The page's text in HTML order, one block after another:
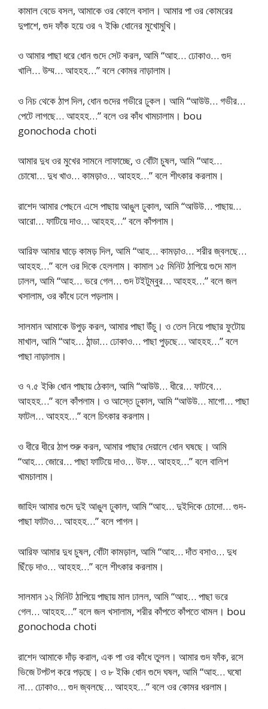
কামাল বেডে বসল, আমাকে ওর কোলে বসাল। আমার পা ওর কোমরের
দুপাশে, গুদ ফাঁক হয়ে ওর ৭ ইঞ্চি ধোনের মুখোমুখি।
ও আমার পাছা ধরে ধোন গুদে সেট করল, আমি “আহ… ঢোকাও… গুদ
খালি… উম্ম… আহহহ…” বলে কোমর নাড়ালাম।
ও নিচ থেকে ঠাপ দিল, ধোন গুদের গভীরে ঢুকল। আমি “আউউ… গভীর…
পেটে লাগছে… আহহহ…” বলে ওর কাঁধ খামচালাম। bou
gonochoda choti
আমার দুধ ওর মুখের সামনে লাফাচ্ছে, ও বোঁটা চুষল, আমি “আহ…
চোষো… দুধ খাও… কামড়াও… আহহহ…” বলে শীৎকার করলাম।
রাশেদ আমার পেছনে এসে পাছায় আঙুল ঢুকাল, আমি “আউউ… পাছায়…
আরো… ফাটিয়ে দাও… আহহহ…” বলে কাঁপলাম।
আরিফ আমার ঘাড়ে কামড় দিল, আমি “আহ… কামড়াও… শরীর জ্বলছে…
আহহহ…” বলে ওর দিকে হেললাম। কামাল ১৫ মিনিট ঠাপিয়ে গুদে মাল
ঢালল, আমি “আহ… ভরে গেল… গুদ টইটুম্বুর… আহহহ…” বলে জল
খসালাম, ওর কাঁধে ঢলে পড়লাম।
সালমান আমাকে উপুড় করল, আমার পাছা উঁচু। ও তেল নিয়ে পাছার ফুটোয়
মাখাল, আমি “আহ… ঠান্ডা… ঢোকাও… পাছা পুড়ছে… আহহহ…” বলে
পাছা নাড়ালাম।
ও ৭.৫ ইঞ্চি ধোন পাছায় ঠেকাল, আমি “আউউ… ধীরে… ফাটবে…
আহহহ…” বলে কাঁপলাম। ও আস্তে ঢুকাল, আমি “আউউ… মাগো… পাছা
ফাটল… আহহহ…” বলে চিৎকার করলাম।
ও ধীরে ধীরে ঠাপ শুরু করল, আমার পাছার দেয়ালে ধোন ঘষছে। আমি
“আহ… জোরে… পাছা ফাটিয়ে দাও… উফ… আহহহ…” বলে বালিশ
খামচালাম।
জাহিদ আমার গুদে দুই আঙুল ঢুকাল, আমি “আহ… দুইদিকে চোদো… গুদ-
পাছা ফাটাও… আহহহ…” বলে পাগল।
আরিফ আমার দুধ চুষল, বোঁটা কামড়াল, আমি “আহ… দাঁত বসাও… দুধ
ছিঁড়ে দাও… আহহহ…” বলে শীৎকার করলাম।
সালমান ১২ মিনিট ঠাপিয়ে পাছায় মাল ঢালল, আমি “আহ… পাছা ভরে
গেল… আহহহ…” বলে জল খসালাম, শরীর কাঁপতে কাঁপতে থামল। bou
gonochoda choti
রাশেদ আমাকে দাঁড় করাল, এক পা ওর কাঁধে তুলল। আমার গুদ ফাঁক, রসে
ভিজে টপটপ করে পড়ছে। ও ৮ ইঞ্চি ধোন গুদে ঘষল, আমি “আহ… ঘষো
না… ঢোকাও… গুদ জ্বলছে… আহহহ…” বলে ওর কোমর ধরলাম।